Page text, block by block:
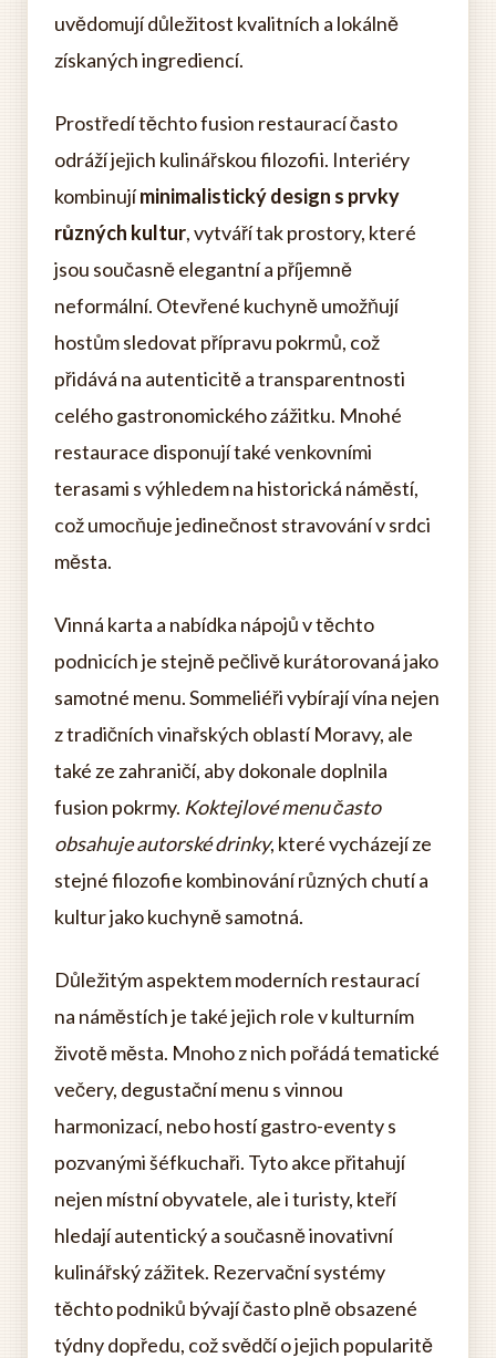
uvědomují důležitost kvalitních a lokálně
získaných ingrediencí.
Prostředí těchto fusion restaurací často
odráží jejich kulinářskou filozofii. Interiéry
kombinujíminimalistický design s prvky
různých kultur, vytváří tak prostory, které
jsou současně elegantní a příjemně
neformální. Otevřené kuchyně umožňují
hostům sledovat přípravu pokrmů, což
přidává na autenticitě a transparentnosti
celého gastronomického zážitku. Mnohé
restaurace disponují také venkovními
terasami s výhledem na historická náměstí,
což umocňuje jedinečnost stravování v srdci
města.
Vinná karta a nabídka nápojů v těchto
podnicích je stejně pečlivě kurátorovaná jako
samotné menu. Sommeliéři vybírají vína nejen
z tradičních vinařských oblastí Moravy, ale
také ze zahraničí, aby dokonale doplnila
fusion pokrmy. Koktejlové menu často
obsahuje autorské drinky, které vycházejí ze
stejné filozofie kombinování různých chutí a
kultur jako kuchyně samotná.
Důležitým aspektem moderních restaurací
na náměstích je také jejich role v kulturním
životě města. Mnoho z nich pořádá tematické
večery, degustační menu s vinnou
harmonizací, nebo hostí gastro-eventy s
pozvanými šéfkuchaři. Tyto akce přitahují
nejen místní obyvatele, ale i turisty, kteří
hledají autentický a současně inovativní
kulinářský zážitek. Rezervační systémy
těchto podniků bývají často plně obsazené
týdny dopředu, což svědčí o jejich popularitě